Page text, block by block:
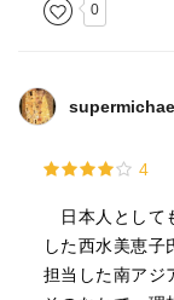
0
4
日本人として
した西水美恵子
担当した南アジ